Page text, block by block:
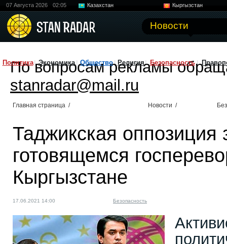
07 Августа 2026 02:05 Казахстан
Кыргызстан
Новости
Политика Экономика Общество Религия Безопасность
По вопросам рекламы
stanradar@mail.ru
Главная страница / Новости /
Таджикская оппозиция
готовящемся
Кыргызстане
17.06.2021 14:00 Безопасность